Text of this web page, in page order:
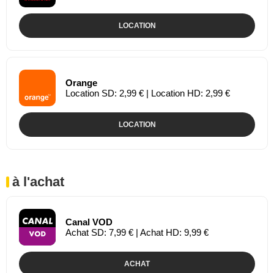
LOCATION
Orange
Location SD: 2,99 € | Location HD: 2,99 €
LOCATION
à l'achat
Canal VOD
Achat SD: 7,99 € | Achat HD: 9,99 €
ACHAT